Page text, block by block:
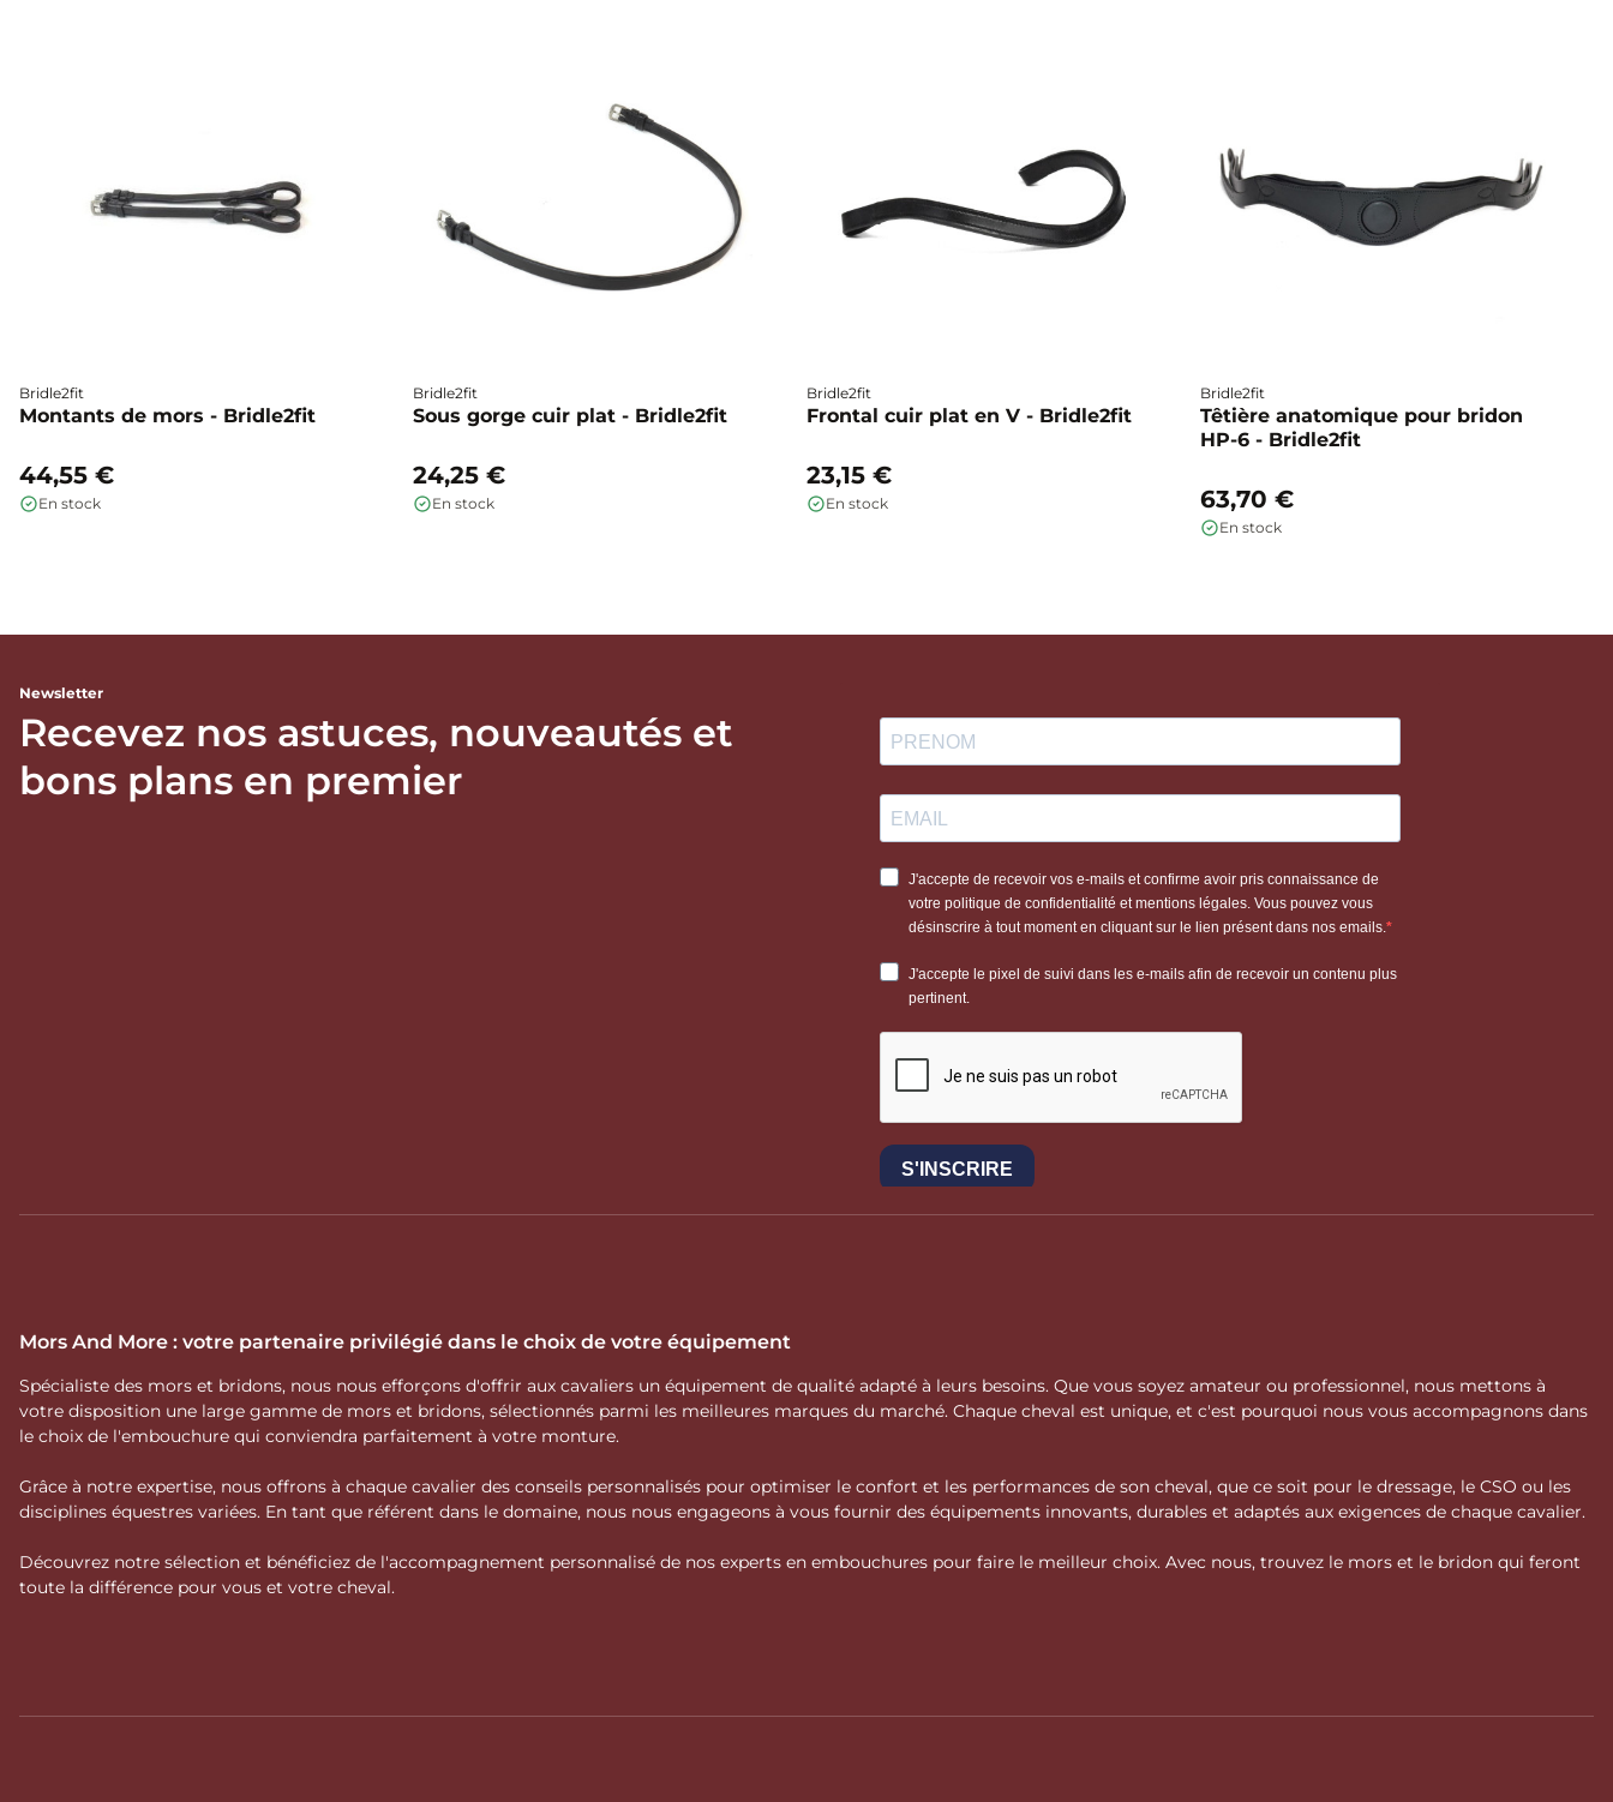
Bridle2fit
Montants de mors - Bridle2fit
44,55 €
En stock
Bridle2fit
Sous gorge cuir plat - Bridle2fit
24,25 €
En stock
Bridle2fit
Frontal cuir plat en V - Bridle2fit
23,15 €
En stock
Bridle2fit
Têtière anatomique pour bridon
HP-6 - Bridle2fit
63,70 €
En stock
Newsletter
Recevez nos astuces, nouveautés et
bons plans en premier
Mors And More : votre partenaire privilégié dans le choix de votre équipement
Spécialiste des mors et bridons, nous nous efforçons d'offrir aux cavaliers un équipement de qualité adapté à leurs besoins. Que vous soyez amateur ou professionnel, nous mettons à
votre disposition une large gamme de mors et bridons, sélectionnés parmi les meilleures marques du marché. Chaque cheval est unique, et c'est pourquoi nous vous accompagnons dans
le choix de l'embouchure qui conviendra parfaitement à votre monture.
Grâce à notre expertise, nous offrons à chaque cavalier des conseils personnalisés pour optimiser le confort et les performances de son cheval, que ce soit pour le dressage, le CSO ou les
disciplines équestres variées. En tant que référent dans le domaine, nous nous engageons à vous fournir des équipements innovants, durables et adaptés aux exigences de chaque cavalier.
Découvrez notre sélection et bénéficiez de l'accompagnement personnalisé de nos experts en embouchures pour faire le meilleur choix. Avec nous, trouvez le mors et le bridon qui feront
toute la différence pour vous et votre cheval.